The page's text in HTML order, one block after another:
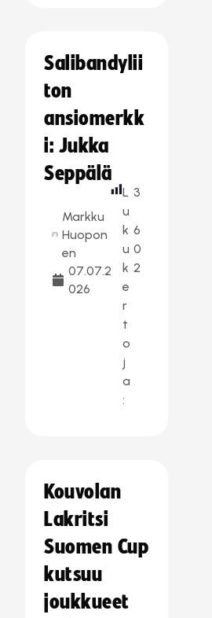
Salibandylii
ton
ansiomerkk
i: Jukka
Seppälä
Markku
Huopon
en
07.07.2
026
L
u
k
u
k
e
r
t
o
j
a
:
3
6
0
2
Kouvolan
Lakritsi
Suomen Cup
kutsuu
joukkueet